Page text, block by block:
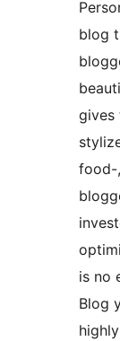
blog
gives
food-
is no
Blog